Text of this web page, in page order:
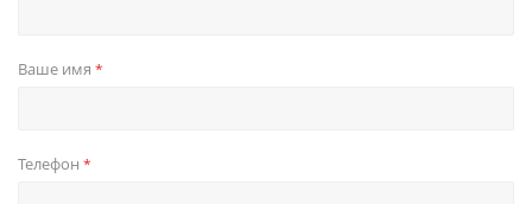
Ваше имя *
Телефон *